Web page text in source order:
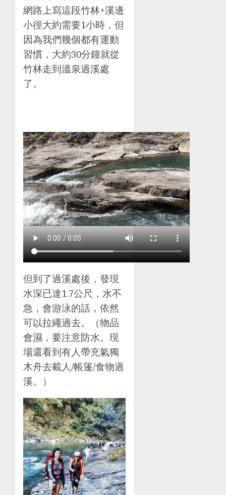
網路上寫這段竹林+溪邊
小徑大約需要1小時，但
因為我們幾個都有運動
習慣，大約30分鐘就從
竹林走到溫泉過溪處
了。
但到了過溪處後，發現
水深已達1.7公尺，水不
急，會游泳的話，依然
可以拉繩過去。（物品
會濕，要注意防水。現
場還看到有人帶充氣獨
木舟去載人/帳篷/食物過
溪。）